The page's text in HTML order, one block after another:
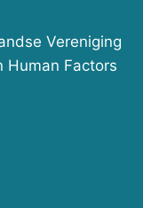
Vereniging
Human Factors